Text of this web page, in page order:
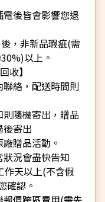
後皆會影響您退
，非新品瑕疵(需
以上。
收】
絡，配送時間則
隨機寄出，贈品
後寄出
贈品活動。
況會盡快告知
天以上(不含假
確認。